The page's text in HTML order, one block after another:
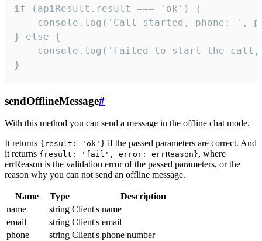
if (apiResult.result === 'ok') {
console.log('Call started, phone: ',
} else {
console.log('Failed to start the
}
sendOfflineMessage#
With this method you can send a message in the offline chat mode.
It returns {result: 'ok'} if the passed parameters are correct. And
it returns {result: 'fail', error: errReason}, where
errReason is the validation error of the passed parameters, or the
reason why you can not send an offline message.
Name Type
Description
name
string Client's name
email
string Client's email
phone
string Client's phone number